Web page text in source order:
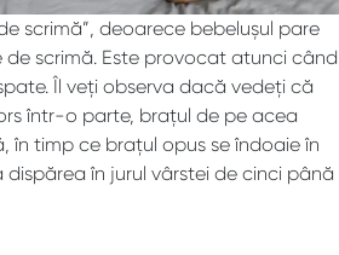
scrimă”, deoarece bebelușul pare
scrimă. Este provocat atunci când
Îl veți observa dacă vedeți că
într-o parte, brațul de pe acea
în timp ce brațul opus se îndoaie în
dispărea în jurul vârstei de cinci până